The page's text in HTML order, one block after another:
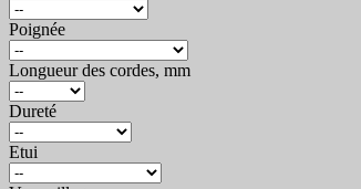
Poignée
Longueur des cordes, mm
Dureté
Etui